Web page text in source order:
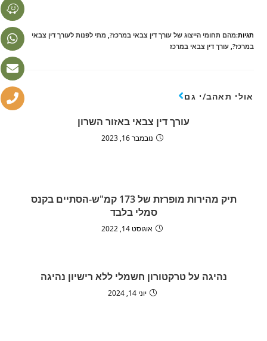
תגיות:מהם תחומי הייצוג של עורך דין צבאי במרכז?, מתי לפנות לעורך דין צבאי
במרכז?, עורך דין צבאי במרכז
אולי תאהב/י גם
עורך דין צבאי באזור השרון
נובמבר 16, 2023
תיק מהירות מופרזת של 173 קמ"ש-הסתיים בקנס
סמלי בלבד
אוגוסט 14, 2022
נהיגה על טרקטורון חשמלי ללא רישיון נהיגה
יוני 14, 2024